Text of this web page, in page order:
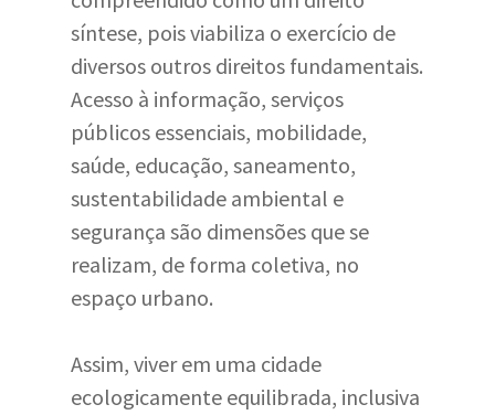
síntese, pois viabiliza o exercício de
diversos outros direitos fundamentais.
Acesso à informação, serviços
públicos essenciais, mobilidade,
saúde, educação, saneamento,
sustentabilidade ambiental e
segurança são dimensões que se
realizam, de forma coletiva, no
espaço urbano.
Assim, viver em uma cidade
ecologicamente equilibrada, inclusiva